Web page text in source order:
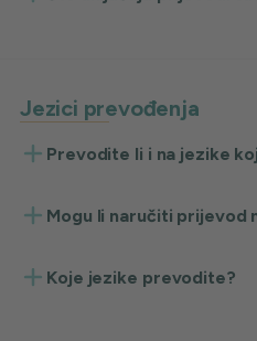
Jezici prevođenja
Prevodite li i na jezike
Mogu li naručiti prijevod
Koje jezike prevodite?